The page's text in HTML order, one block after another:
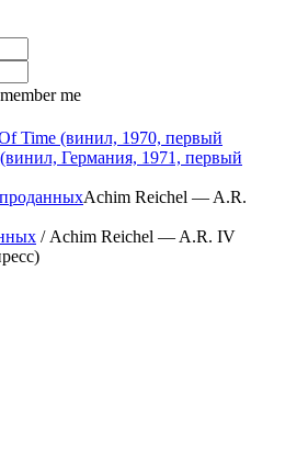
me
Time (винил, 1970, первый
Германия, 1971, первый
Achim Reichel — A.R.
/ Achim Reichel — A.R. IV